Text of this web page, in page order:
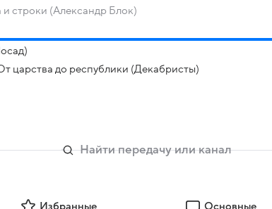
строки (Александр Блок)
царства до республики (Декабристы)
Избранные Основные